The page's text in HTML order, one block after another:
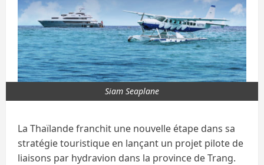
Siam Seaplane
La Thaïlande franchit une nouvelle étape dans sa
stratégie touristique en lançant un projet pilote de
liaisons par hydravion dans la province de Trang.